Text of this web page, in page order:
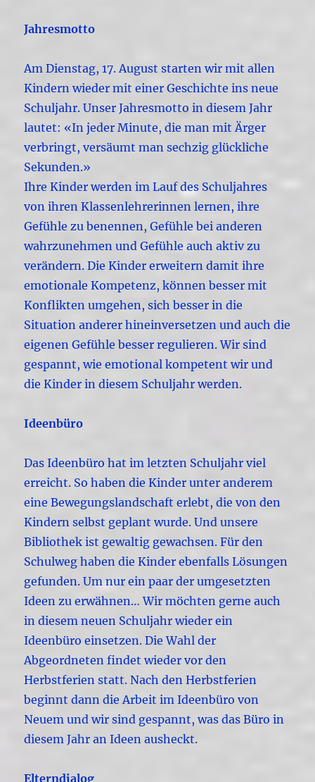
Jahresmotto
Am Dienstag, 17. August starten wir mit allen
Kindern wieder mit einer Geschichte ins neue
Schuljahr. Unser Jahresmotto in diesem Jahr
lautet: «In jeder Minute, die man mit Ärger
verbringt, versäumt man sechzig glückliche
Sekunden.»
Ihre Kinder werden im Lauf des Schuljahres
von ihren Klassenlehrerinnen lernen, ihre
Gefühle zu benennen, Gefühle bei anderen
wahrzunehmen und Gefühle auch aktiv zu
verändern. Die Kinder erweitern damit ihre
emotionale Kompetenz, können besser mit
Konflikten umgehen, sich besser in die
Situation anderer hineinversetzen und auch die
eigenen Gefühle besser regulieren. Wir sind
gespannt, wie emotional kompetent wir und
die Kinder in diesem Schuljahr werden.
Ideenbüro
Das Ideenbüro hat im letzten Schuljahr viel
erreicht. So haben die Kinder unter anderem
eine Bewegungslandschaft erlebt, die von den
Kindern selbst geplant wurde. Und unsere
Bibliothek ist gewaltig gewachsen. Für den
Schulweg haben die Kinder ebenfalls Lösungen
gefunden. Um nur ein paar der umgesetzten
Ideen zu erwähnen… Wir möchten gerne auch
in diesem neuen Schuljahr wieder ein
Ideenbüro einsetzen. Die Wahl der
Abgeordneten findet wieder vor den
Herbstferien statt. Nach den Herbstferien
beginnt dann die Arbeit im Ideenbüro von
Neuem und wir sind gespannt, was das Büro in
diesem Jahr an Ideen ausheckt.
Elterndialog